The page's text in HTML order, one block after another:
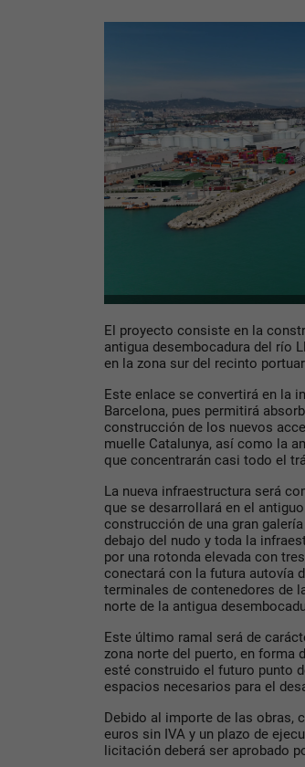
El proyecto consiste en la
antigua desembocadura del río
en la zona sur del recinto
Este enlace se convertirá en la
Barcelona, ​​pues permitirá
construcción de los nuevos
muelle Catalunya, así como la
que concentrarán casi todo el
La nueva infraestructura será
que se desarrollará en el
construcción de una gran
debajo del nudo y toda la
por una rotonda elevada con
conectará con la futura autovía
terminales de contenedores de
norte de la antigua
Este último ramal será de
zona norte del puerto, en forma
esté construido el futuro punto
espacios necesarios para el
Debido al importe de las obras,
euros sin IVA y un plazo de
licitación deberá ser aprobado